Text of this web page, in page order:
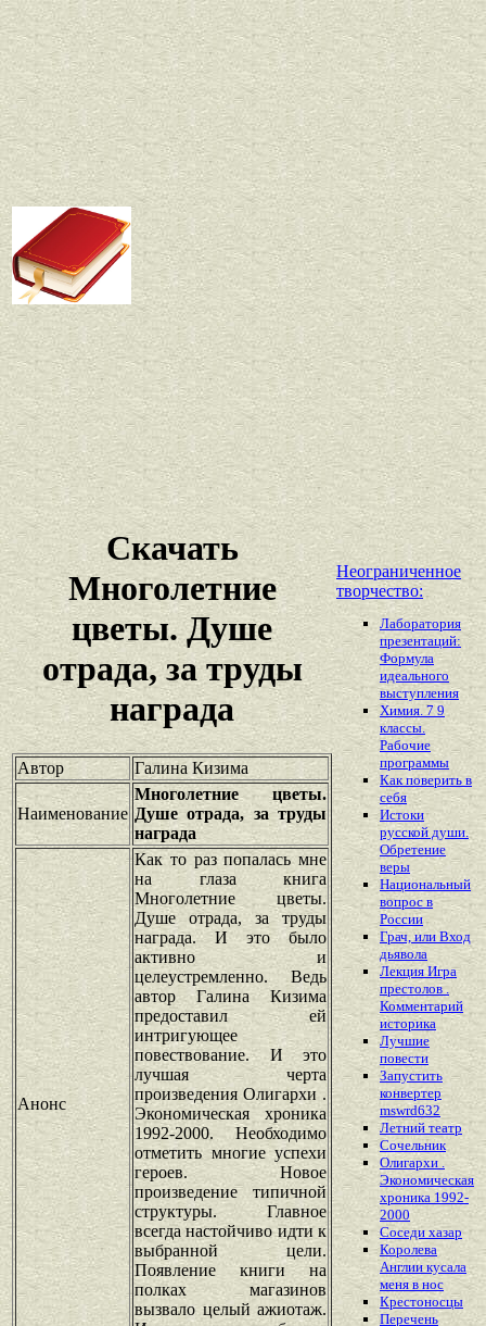
Скачать
Многолетние
цветы. Душе
отрада, за труды
награда
Автор Галина Кизима
Наименование
Многолетние цветы.
Душе отрада, за труды
награда
Анонс
Как то раз попалась мне
на глаза книга
Многолетние цветы.
Душе отрада, за труды
награда. И это было
активно и
целеустремленно. Ведь
автор Галина Кизима
предоставил ей
интригующее
повествование. И это
лучшая черта
произведения Олигархи .
Экономическая хроника
1992-2000. Необходимо
отметить многие успехи
героев. Новое
произведение типичной
структуры. Главное
всегда настойчиво идти к
выбранной цели.
Появление книги на
полках магазинов
вызвало целый ажиотаж.
Неограниченное
творчество:
Лаборатория
презентаций:
Формула
идеального
выступления
Химия. 7 9
классы.
Рабочие
программы
Как поверить в
себя
Истоки
русской души.
Обретение
веры
Национальный
вопрос в
России
Грач, или Вход
дьявола
Лекция Игра
престолов .
Комментарий
историка
Лучшие
повести
Запустить
конвертер
mswrd632
Летний театр
Сочельник
Олигархи .
Экономическая
хроника 1992-
2000
Соседи хазар
Королева
Англии кусала
меня в нос
Крестоносцы
Перечень